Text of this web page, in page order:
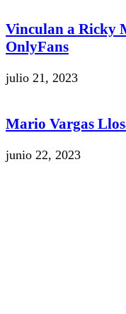
Vinculan a Ricky
OnlyFans
julio 21, 2023
Mario Vargas
junio 22, 2023